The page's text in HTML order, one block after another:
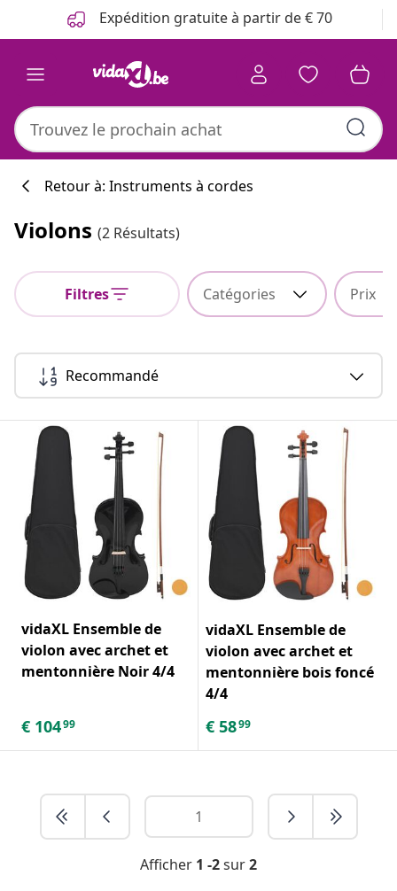
Expédition gratuite à partir de € 70
Retour à: Instruments à cordes
Violons (2 Résultats)
Filtres Catégories Prix
Recommandé
vidaXL Ensemble de
violon avec archet et
mentonnière Noir 4/4
€ 10499
vidaXL Ensemble de
violon avec archet et
mentonnière bois foncé
4/4
€ 5899
Afficher 1 -2sur2